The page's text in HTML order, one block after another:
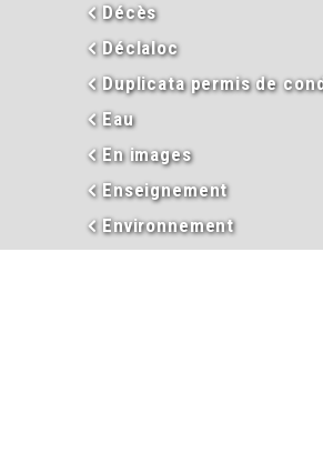
Décès
Déclaloc
Duplicata permis de
Eau
En images
Enseignement
Environnement